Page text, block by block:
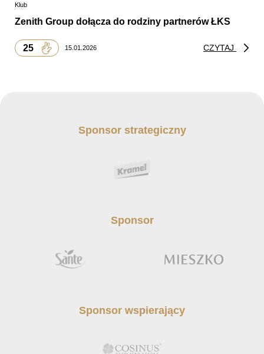
Klub
Zenith Group dołącza do rodziny partnerów ŁKS
25 15.01.2026 CZYTAJ
Sponsor strategiczny
Sponsor
Sponsor wspierający